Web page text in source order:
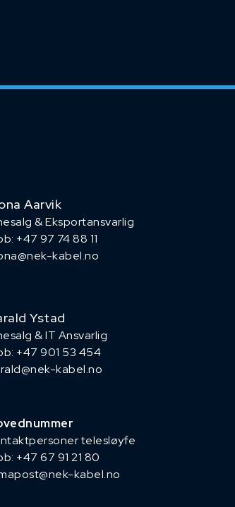
Aarvik
& Eksportansvarlig
+47 97 74 88 11
kabel.no
Ystad
& IT Ansvarlig
+47 901 53 454
kabel.no
telesløyfe
+47 67 91 21 80
kabel.no